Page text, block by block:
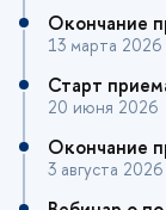
Окончание
13 марта 2026
Старт
20 июня 2026
Окончание
3 августа 2026